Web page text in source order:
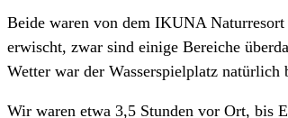
Beide waren von dem IKUNA
erwischt, zwar sind einige Bereiche
Wetter war der Wasserspielplatz natürlich
Wir waren etwa 3,5 Stunden vor Ort, bis